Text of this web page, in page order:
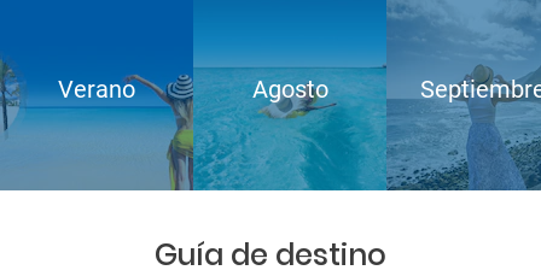
Verano Agosto
Guía de destino